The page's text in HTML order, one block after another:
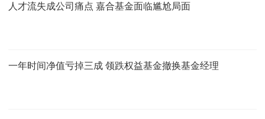
人才流失成公司痛点 嘉合基金面临尴尬局面
一年时间净值亏掉三成 领跌权益基金撤换基金经理